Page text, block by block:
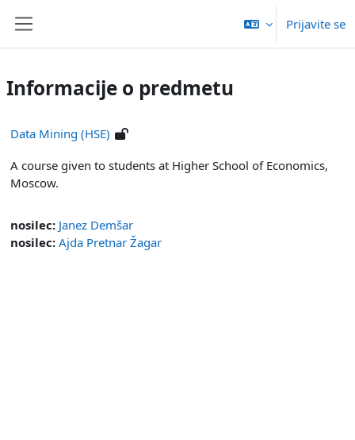
Prijavite se
Informacije o predmetu
Data Mining (HSE)
A course given to students at Higher School of Economics,
Moscow.
nosilec: Janez Demšar
nosilec: Ajda Pretnar Žagar